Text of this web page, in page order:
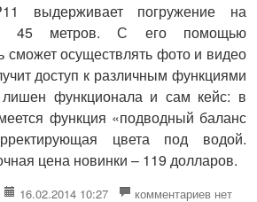
выдерживает погружение на
45 метров. С его помощью
сможет осуществлять фото и видео
доступ к различным функциями
функционала и сам кейс: в
функция «подводный баланс
цвета под водой.
цена новинки – 119 долларов.
16.02.2014 10:27 комментариев нет